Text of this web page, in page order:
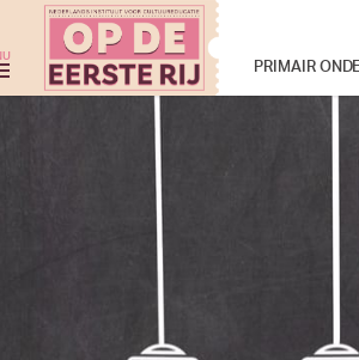
THEATERGROEP ZWERM
PRIMAIR